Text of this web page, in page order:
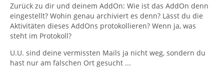
Zurück zu dir und deinem AddOn: Wie ist das AddOn denn
eingestellt? Wohin genau archiviert es denn? Lässt du die
Aktivitäten dieses AddOns protokollieren? Wenn ja, was
steht im Protokoll?
U.U. sind deine vermissten Mails ja nicht weg, sondern du
hast nur am falschen Ort gesucht ...